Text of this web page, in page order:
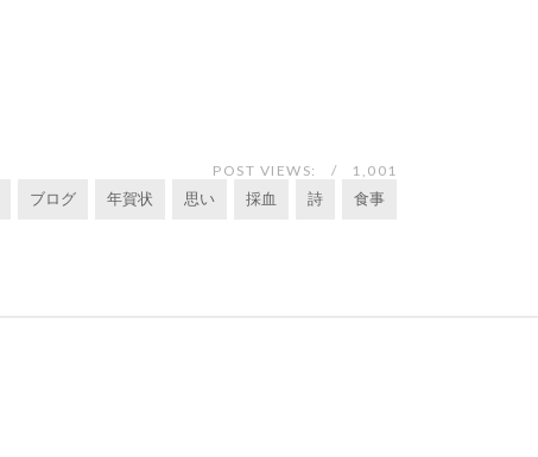
POST VIEWS: 1,001
ブログ 年賀状 思い 採血 詩 食事